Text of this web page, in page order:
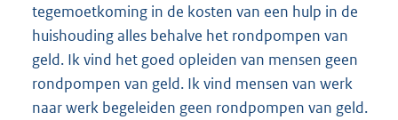
tegemoetkoming in de kosten van een hulp in de
huishouding alles behalve het rondpompen van
geld. Ik vind het goed opleiden van mensen geen
rondpompen van geld. Ik vind mensen van werk
naar werk begeleiden geen rondpompen van geld.